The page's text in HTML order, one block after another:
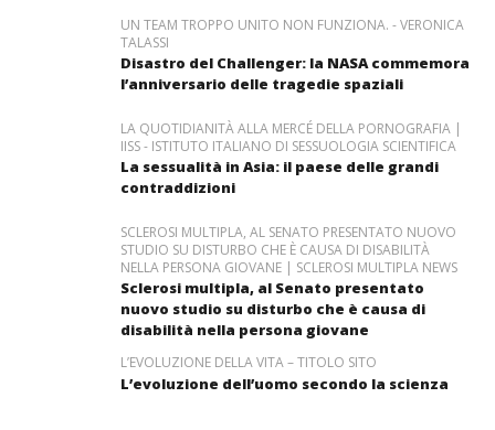
UN TEAM TROPPO UNITO NON FUNZIONA. - VERONICA
TALASSI
Disastro del Challenger: la NASA commemora
l’anniversario delle tragedie spaziali
LA QUOTIDIANITÀ ALLA MERCÉ DELLA PORNOGRAFIA |
IISS - ISTITUTO ITALIANO DI SESSUOLOGIA SCIENTIFICA
La sessualità in Asia: il paese delle grandi
contraddizioni
SCLEROSI MULTIPLA, AL SENATO PRESENTATO NUOVO
STUDIO SU DISTURBO CHE È CAUSA DI DISABILITÀ
NELLA PERSONA GIOVANE | SCLEROSI MULTIPLA NEWS
Sclerosi multipla, al Senato presentato
nuovo studio su disturbo che è causa di
disabilità nella persona giovane
L’EVOLUZIONE DELLA VITA – TITOLO SITO
L’evoluzione dell’uomo secondo la scienza